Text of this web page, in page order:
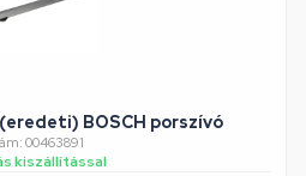
BOSCH porszívó
00463891
kiszállítással